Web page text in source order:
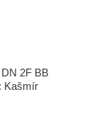
2F BB
Kašmír